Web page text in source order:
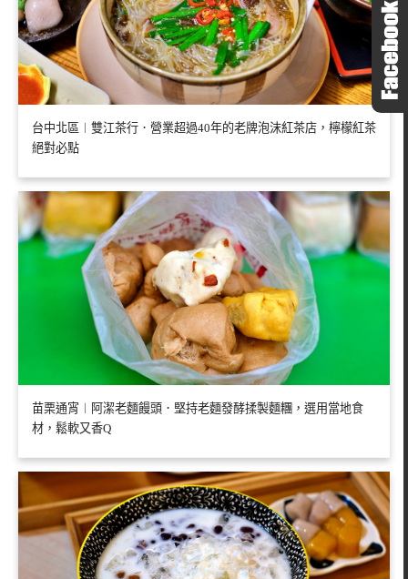
台中北區︱雙江茶行．營業超過40年的老牌泡沫紅茶店，檸檬紅茶
絕對必點
苗栗通宵︱阿潔老麵饅頭．堅持老麵發酵揉製麵糰，選用當地食
材，鬆軟又香Q